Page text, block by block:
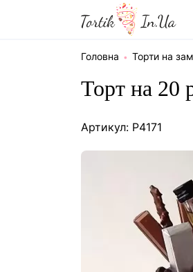
Головна Торти на
Торт на 20
Артикул: P4171